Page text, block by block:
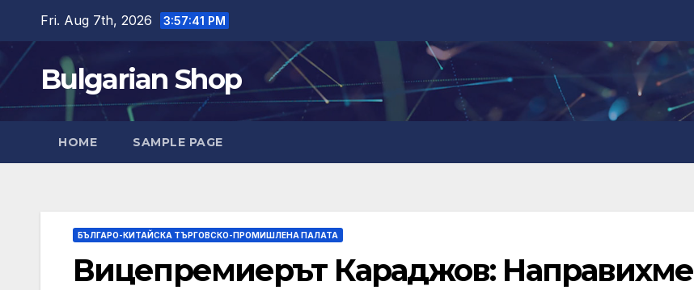
content
Fri. Aug 7th, 2026 3:57:42 PM
Bulgarian Shop
HOME SAMPLE PAGE
БЪЛГАРО-КИТАЙСКА ТЪРГОВСКО-ПРОМИШЛЕНА ПАЛАТА
Вицепремиерът Караджов: Направихме